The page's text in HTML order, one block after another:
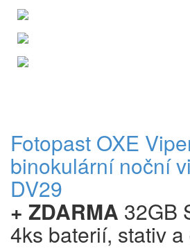
Fotopast OXE
binokulární noční
DV29
+ ZDARMA 32GB
4ks baterií, stativ a